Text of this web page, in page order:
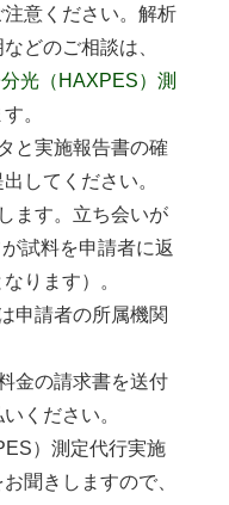
意ください。解析
どのご相談は、
光（HAXPES）測
。
と実施報告書の確
してください。
ます。立ち会いが
試料を申請者に返
ります）。
申請者の所属機関
金の請求書を送付
ください。
）測定代行実施
聞きしますので、